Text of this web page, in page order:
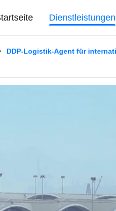
Dienstleistungen
DDP-Logistik-Agent für